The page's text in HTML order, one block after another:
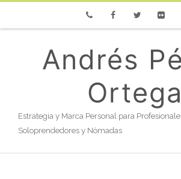
Andrés
Ortega
Estrategia y Marca Personal para
Soloprendedores y Nómadas